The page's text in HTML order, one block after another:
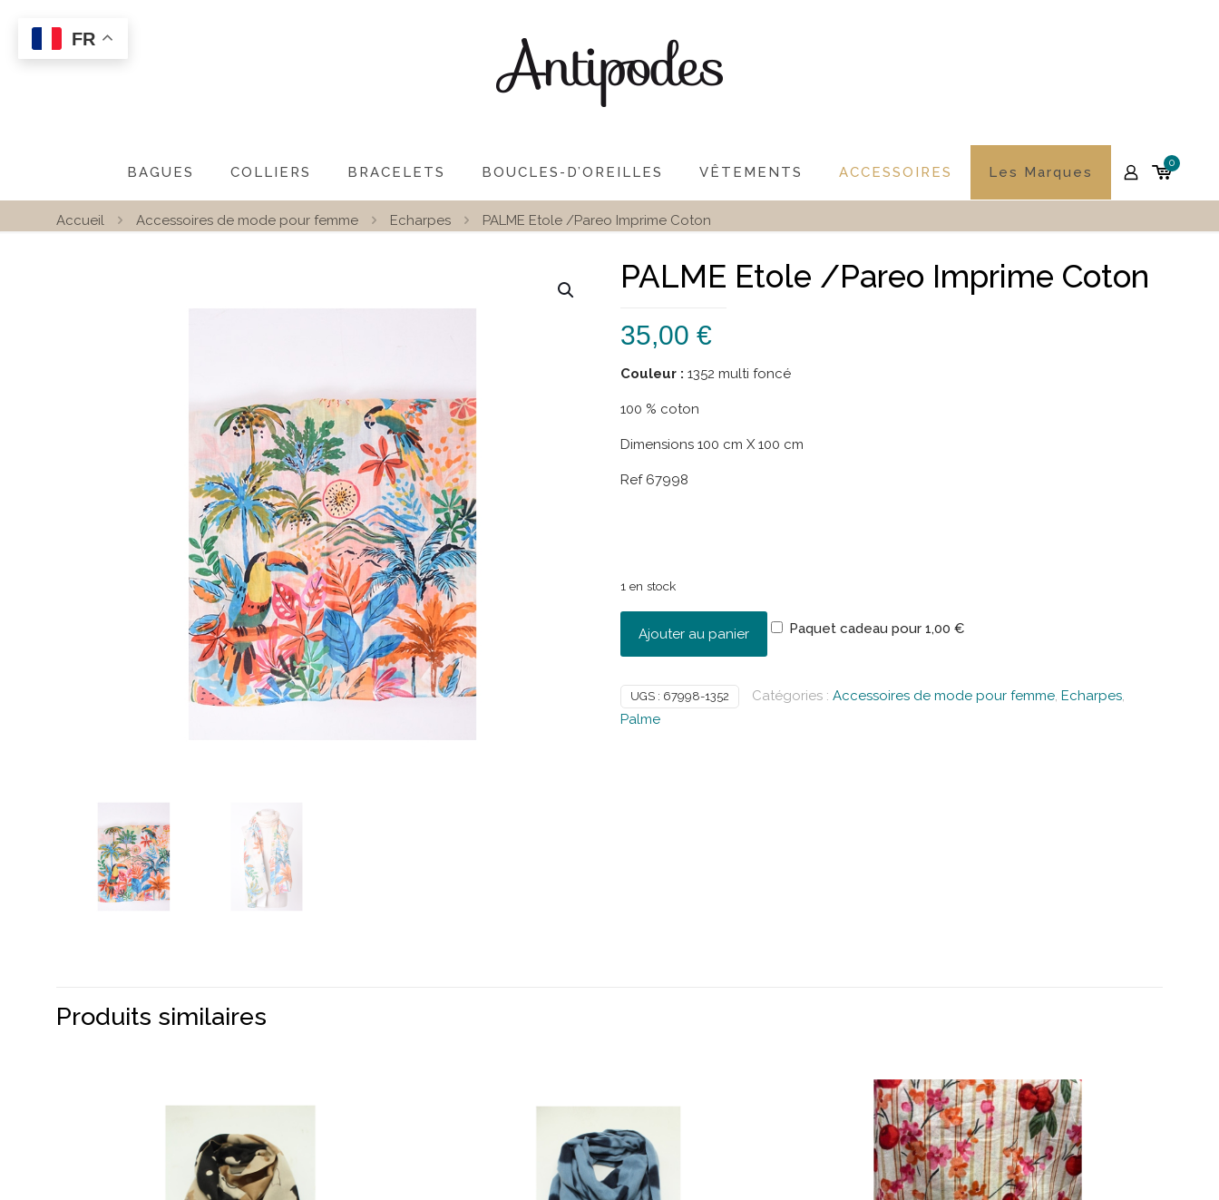
BAGUES COLLIERS BRACELETS BOUCLES-D’OREILLES VÊTEMENTS ACCESSOIRES Les Marques
0
Accueil Accessoires de mode pour femme Echarpes PALME Etole /Pareo Imprime Coton
PALME Etole /Pareo Imprime Coton
35,00 €
Couleur : 1352 multi foncé
100 % coton
Dimensions 100 cm X 100 cm
Ref 67998
1 en stock
Ajouter au panier Paquet cadeau pour 1,00 €
UGS : 67998-1352 Catégories : Accessoires de mode pour femme Echarpes
Palme
Produits similaires
FR